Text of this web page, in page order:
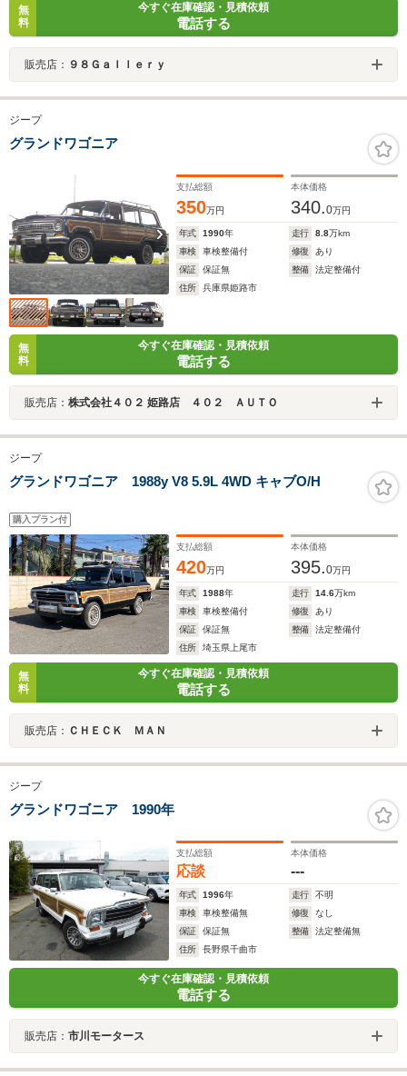
無
料
今すぐ在庫確認・見積依頼
電話する
販売店： ９８Ｇａｌｌｅｒｙ
ジープ
グランドワゴニア
支払総額
350万円
本体価格
340.0万円
年式 1990年 走行 8.8万km
車検
車検整備付 修復
あり
保証
保証無 整備
法定整備付
住所
兵庫県姫路市
無
料
今すぐ在庫確認・見積依頼
電話する
販売店： 株式会社４０２ 姫路店 ４０２ ＡＵＴＯ
ジープ
グランドワゴニア 1988y V8 5.9L 4WD キャブO/H
購入プラン付
支払総額
420万円
本体価格
395.0万円
年式 1988年 走行 14.6万km
車検
車検整備付 修復
あり
保証
保証無 整備
法定整備付
住所
埼玉県上尾市
無
料
今すぐ在庫確認・見積依頼
電話する
販売店： ＣＨＥＣＫ ＭＡＮ
ジープ
グランドワゴニア 1990年
支払総額
応談
本体価格
---
年式 1996年 走行
不明
車検
車検整備無 修復
なし
保証
保証無 整備
法定整備無
住所
長野県千曲市
今すぐ在庫確認・見積依頼
電話する
販売店： 市川モータース